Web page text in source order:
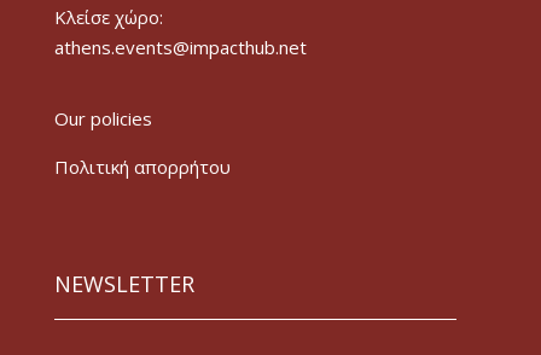
Κλείσε χώρο:
athens.events@impacthub.net
Our policies
Πολιτική απορρήτου
NEWSLETTER